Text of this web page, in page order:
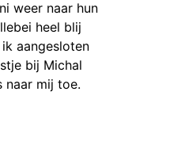
weer naar hun
heel blij
aangesloten
bij Michal
naar mij toe.